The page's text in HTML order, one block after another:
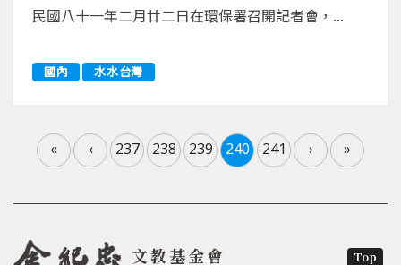
民國八十一年二月廿二日在環保署召開記者會，...
國內 水水台灣
« ‹ 237 238 239 240 241 › »
文教基金會 Top